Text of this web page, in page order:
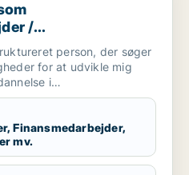
/
/ administrativ
person, der søger
for at udvikle mig
i
i økonomi har jeg
administration, regnskab
har givet mig
komplekse administrative
jeg har udviklet stærke
Finansmedarbejder,
mv.